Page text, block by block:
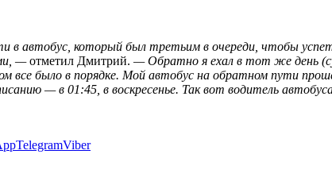
в автобус, который был третьим в очереди, чтобы
—отметил Дмитрий. — Обратно я ехал в тот же день
все было в порядке. Мой автобус на обратном пути
— в 01:45, в воскресенье. Так вот водитель
TelegramViber